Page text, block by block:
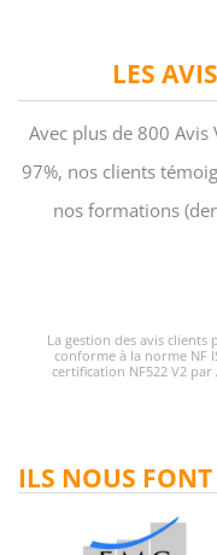
LES
Avec plus de 800
97%, nos clients
nos formations
La gestion des avis clients
conforme à la norme NF
certification NF522 V2 par
ILS NOUS